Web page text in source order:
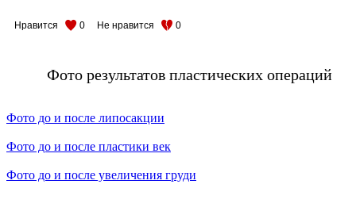
Нравится 0 Не нравится 0
Фото результатов пластических операций
Фото до и после липосакции
Фото до и после пластики век
Фото до и после увеличения груди